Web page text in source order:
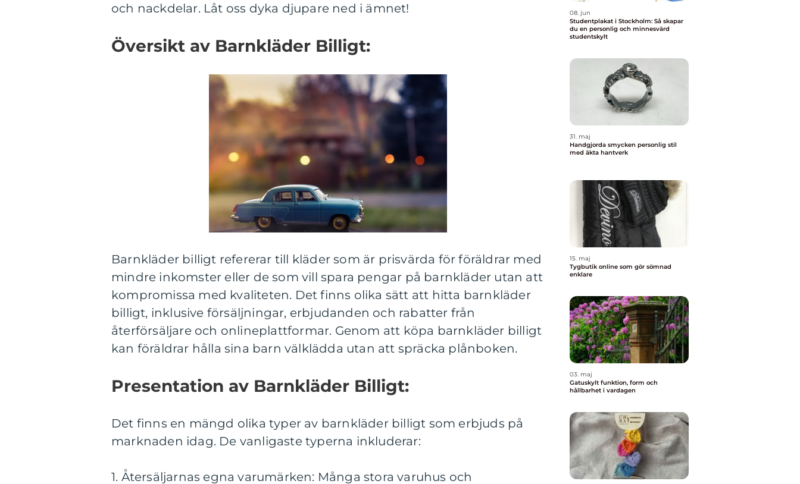
och nackdelar. Låt oss dyka djupare ned i ämnet!
Översikt av Barnkläder Billigt:
Barnkläder billigt refererar till kläder som är prisvärda för föräldrar med
mindre inkomster eller de som vill spara pengar på barnkläder utan att
kompromissa med kvaliteten. Det finns olika sätt att hitta barnkläder
billigt, inklusive försäljningar, erbjudanden och rabatter från
återförsäljare och onlineplattformar. Genom att köpa barnkläder billigt
kan föräldrar hålla sina barn välklädda utan att spräcka plånboken.
Presentation av Barnkläder Billigt:
Det finns en mängd olika typer av barnkläder billigt som erbjuds på
marknaden idag. De vanligaste typerna inkluderar:
1. Återsäljarnas egna varumärken: Många stora varuhus och
08. jun
Studentplakat i Stockholm: Så skapar
du en personlig och minnesvärd
studentskylt
31. maj
Handgjorda smycken personlig stil
med äkta hantverk
15. maj
Tygbutik online som gör sömnad
enklare
03. maj
Gatuskylt funktion, form och
hållbarhet i vardagen